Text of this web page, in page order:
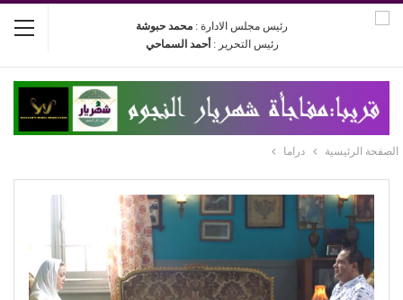
رئيس مجلس الادارة : محمد حبوشة
رئيس التحرير : أحمد السماحي
الصفحة الرئيسية دراما